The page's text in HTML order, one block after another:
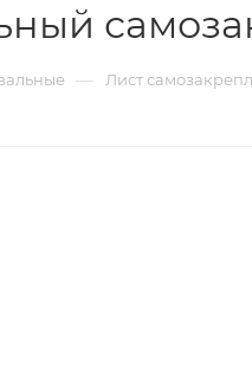
— Лист